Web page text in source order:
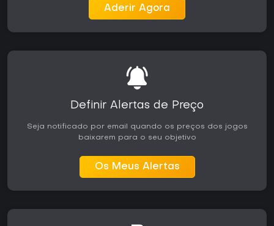
Aderir Agora
Definir Alertas de Preço
Seja notificado por email quando os preços dos jogos
baixarem para o seu objetivo
Os Meus Alertas